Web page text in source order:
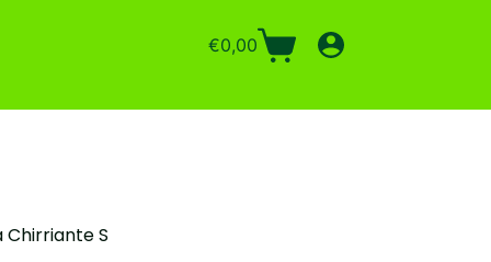
Carro
€0,00
Chirriante S